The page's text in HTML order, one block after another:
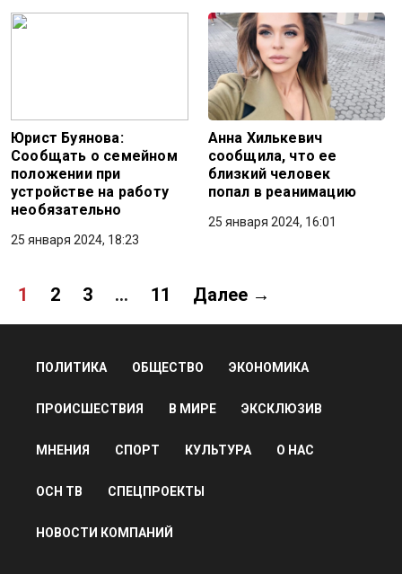
Юрист Буянова:
Сообщать о семейном
положении при
устройстве на работу
необязательно
25 января 2024, 18:23
Анна Хилькевич
сообщила, что ее
близкий человек
попал в реанимацию
25 января 2024, 16:01
1 2 3 … 11 Далее →
ПОЛИТИКА ОБЩЕСТВО ЭКОНОМИКА
ПРОИСШЕСТВИЯ В МИРЕ ЭКСКЛЮЗИВ
МНЕНИЯ СПОРТ КУЛЬТУРА О НАС
ОСН ТВ СПЕЦПРОЕКТЫ
НОВОСТИ КОМПАНИЙ